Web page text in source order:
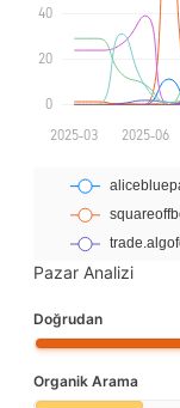
Pazar Analizi
Doğrudan
Organik Arama